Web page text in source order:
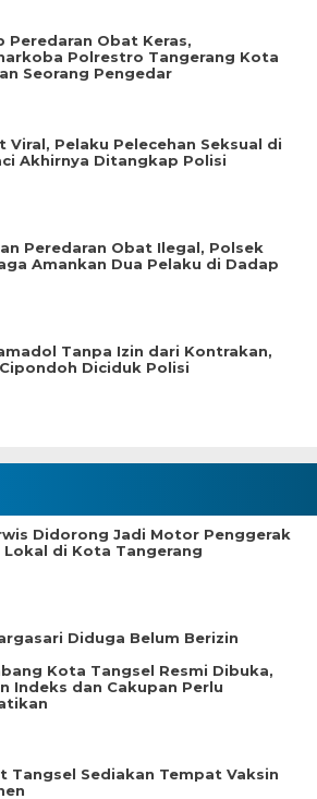
Peredaran Obat Keras,
Polrestro Tangerang Kota
Seorang Pengedar
Viral, Pelaku Pelecehan Seksual di
Akhirnya Ditangkap Polisi
Peredaran Obat Ilegal, Polsek
Amankan Dua Pelaku di Dadap
Tanpa Izin dari Kontrakan,
Diciduk Polisi
Didorong Jadi Motor Penggerak
di Kota Tangerang
Diduga Belum Berizin
Kota Tangsel Resmi Dibuka,
Indeks dan Cakupan Perlu
Tangsel Sediakan Tempat Vaksin